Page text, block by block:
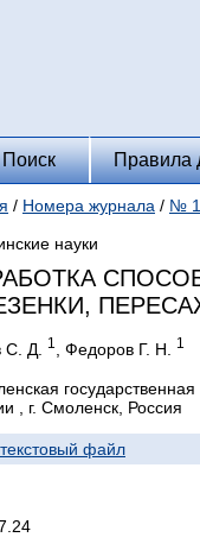
Поиск Правила
/ Номера журнала / №
науки
С. Д. 1 , Федоров Г. Н. 1
, г. Смоленск, Россия
файл